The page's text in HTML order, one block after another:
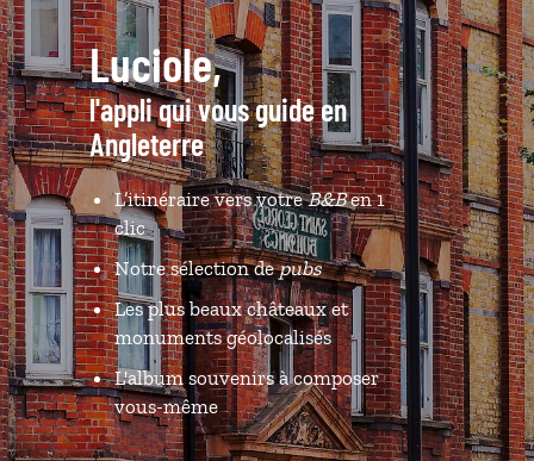
Luciole,
l'appli qui vous guide en
Angleterre
L’itinéraire vers votreB&Ben 1
clic
Notre sélection depubs
Les plus beaux châteaux et
monuments géolocalisés
L'album souvenirs à composer
vous-même